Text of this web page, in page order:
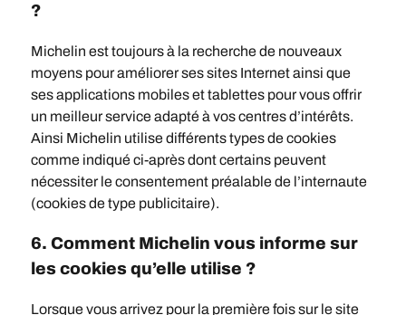
?
Michelin est toujours à la recherche de nouveaux
moyens pour améliorer ses sites Internet ainsi que
ses applications mobiles et tablettes pour vous offrir
un meilleur service adapté à vos centres d’intérêts.
Ainsi Michelin utilise différents types de cookies
comme indiqué ci-après dont certains peuvent
nécessiter le consentement préalable de l’internaute
(cookies de type publicitaire).
6. Comment Michelin vous informe sur
les cookies qu’elle utilise ?
Lorsque vous arrivez pour la première fois sur le site